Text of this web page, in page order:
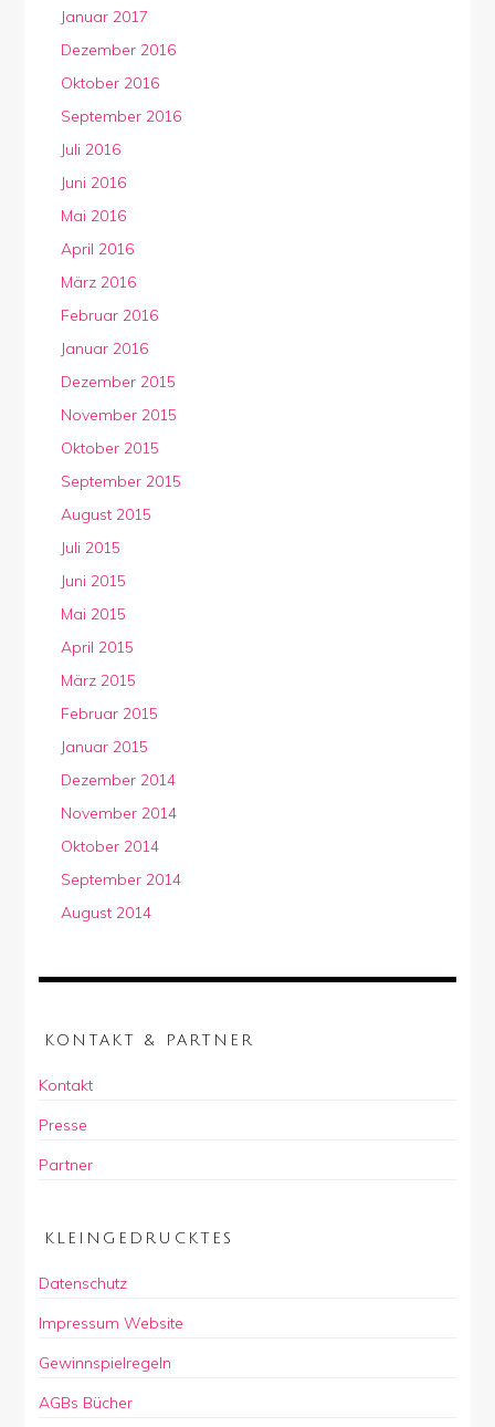
Januar 2017
Dezember 2016
Oktober 2016
September 2016
Juli 2016
Juni 2016
Mai 2016
April 2016
März 2016
Februar 2016
Januar 2016
Dezember 2015
November 2015
Oktober 2015
September 2015
August 2015
Juli 2015
Juni 2015
Mai 2015
April 2015
März 2015
Februar 2015
Januar 2015
Dezember 2014
November 2014
Oktober 2014
September 2014
August 2014
KONTAKT & PARTNER
Kontakt
Presse
Partner
KLEINGEDRUCKTES
Datenschutz
Impressum Website
Gewinnspielregeln
AGBs Bücher